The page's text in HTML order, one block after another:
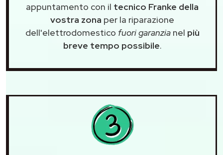
appuntamento con il tecnico Franke della
vostra zona per la riparazione
dell'elettrodomestico fuori garanzianel più
breve tempo possibile.